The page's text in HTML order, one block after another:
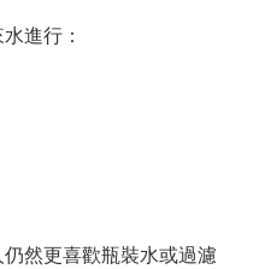
進行：
然更喜歡瓶裝水或過濾